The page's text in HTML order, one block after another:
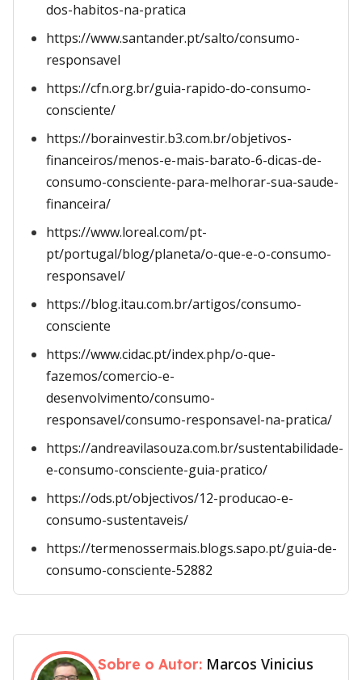
dos-habitos-na-pratica
https://www.santander.pt/salto/consumo-
responsavel
https://cfn.org.br/guia-rapido-do-consumo-
consciente/
https://borainvestir.b3.com.br/objetivos-
financeiros/menos-e-mais-barato-6-dicas-de-
consumo-consciente-para-melhorar-sua-saude-
financeira/
https://www.loreal.com/pt-
pt/portugal/blog/planeta/o-que-e-o-consumo-
responsavel/
https://blog.itau.com.br/artigos/consumo-
consciente
https://www.cidac.pt/index.php/o-que-
fazemos/comercio-e-
desenvolvimento/consumo-
responsavel/consumo-responsavel-na-pratica/
https://andreavilasouza.com.br/sustentabilidade-
e-consumo-consciente-guia-pratico/
https://ods.pt/objectivos/12-producao-e-
consumo-sustentaveis/
https://termenossermais.blogs.sapo.pt/guia-de-
consumo-consciente-52882
Sobre o Autor: Marcos Vinicius